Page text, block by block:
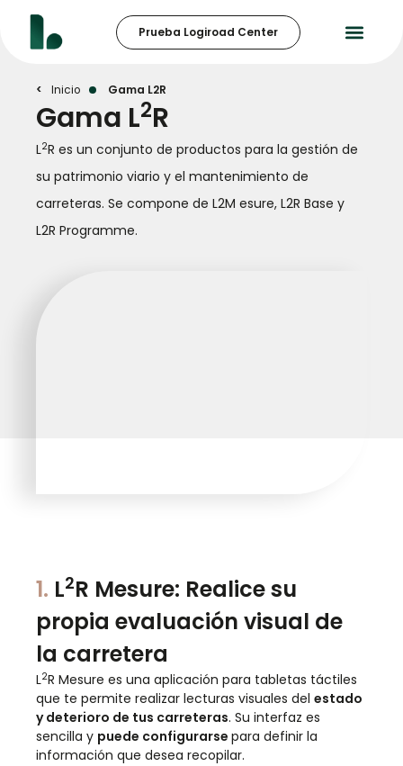
Prueba Logiroad Center
Gama L2R
Inicio Gama L2R
Gama L2R
L2R es un conjunto de productos para la gestión de
su patrimonio viario y el mantenimiento de
carreteras. Se compone de L2M esure, L2R Base y
L2R Programme.
1. L2R Mesure: Realice su
propia evaluación visual de
la carretera
L2R Mesure es una aplicación para tabletas táctiles
que te permite realizar lecturas visuales del estado
y deterioro de tus carreteras. Su interfaz es
sencilla y puede configurarse para definir la
información que desea recopilar.